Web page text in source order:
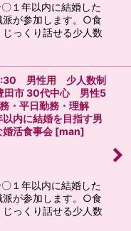
１年以内に結婚した
派が参加します。○食
っくり話せる少人数
男性用 少人数制
田市 30代中心 男性5
・平日勤務・理解
内に結婚を目指す男
活食事会 [man]
１年以内に結婚した
派が参加します。○食
っくり話せる少人数